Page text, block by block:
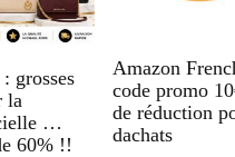
grosses
la
…
60% !!
Amazon
code promo
de réduction
dachats